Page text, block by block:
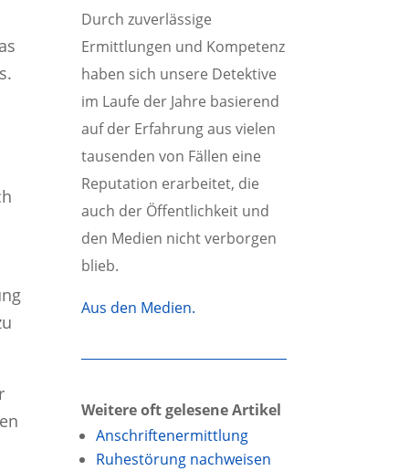
Durch zuverlässige
Ermittlungen und Kompetenz
haben sich unsere Detektive
im Laufe der Jahre basierend
auf der Erfahrung aus vielen
tausenden von Fällen eine
Reputation erarbeitet, die
auch der Öffentlichkeit und
den Medien nicht verborgen
blieb.
Aus den Medien.
Weitere oft gelesene Artikel
Anschriftenermittlung
Ruhestörung nachweisen